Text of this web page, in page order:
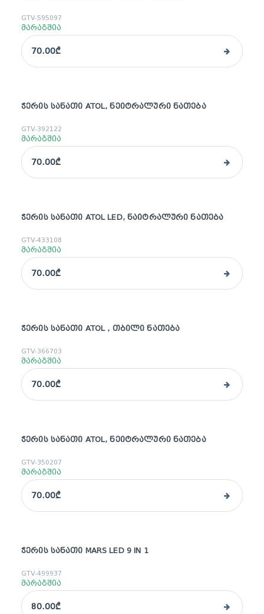
GTV-595097
მარაგშია
70.00₾
ᲭᲔᲠᲘᲡ ᲡᲐᲜᲐᲗᲘ ATOL, ᲜᲔᲘᲢᲠᲐᲚᲣᲠᲘ ᲜᲐᲗᲔᲑᲐ
GTV-392122
მარაგშია
70.00₾
ᲭᲔᲠᲘᲡ ᲡᲐᲜᲐᲗᲘ ATOL LED, ᲜᲐᲘᲢᲠᲐᲚᲣᲠᲘ ᲜᲐᲗᲔᲑᲐ
GTV-433108
მარაგშია
70.00₾
ᲭᲔᲠᲘᲡ ᲡᲐᲜᲐᲗᲘ ATOL , ᲗᲑᲘᲚᲘ ᲜᲐᲗᲔᲑᲐ
GTV-366703
მარაგშია
70.00₾
ᲭᲔᲠᲘᲡ ᲡᲐᲜᲐᲗᲘ ATOL, ᲜᲔᲘᲢᲠᲐᲚᲣᲠᲘ ᲜᲐᲗᲔᲑᲐ
GTV-350207
მარაგშია
70.00₾
ᲭᲔᲠᲘᲡ ᲡᲐᲜᲐᲗᲘ MARS LED 9 IN 1
GTV-499937
მარაგშია
80.00₾